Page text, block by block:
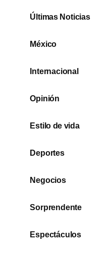
Últimas Noticias
México
Internacional
Opinión
Estilo de vida
Deportes
Negocios
Sorprendente
Espectáculos